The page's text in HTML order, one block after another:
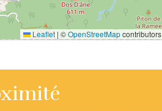
Leaflet | ©OpenStreetMapcontributors